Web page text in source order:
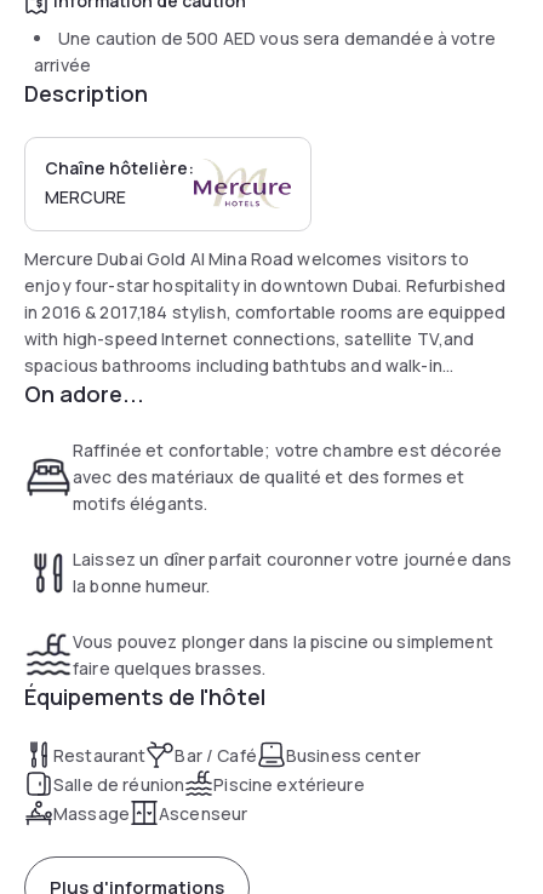
Une caution de500 AED vous sera demandée à votre
arrivée
Description
Chaîne hôtelière:
MERCURE
Mercure Dubai Gold Al Mina Road welcomes visitors to
enjoy four-star hospitality in downtown Dubai. Refurbished
in 2016 & 2017,184 stylish, comfortable rooms are equipped
with high-speed Internet connections, satellite TV,and
spacious bathrooms including bathtubs and walk-in
showers.Only 20 minutes from Dubai International Airport,
Centre, World Trade Centre and Jumeirah Beach-La Mer.The
hotel offers free shuttle service to beach and Dubai Mall.
On adore...
Raffinée et confortable; votre chambre est décorée
avec des matériaux de qualité et des formes et
motifs élégants.
Laissez un dîner parfait couronner votre journée dans
la bonne humeur.
Vous pouvez plonger dans la piscine ou simplement
faire quelques brasses.
Équipements de l'hôtel
Restaurant Bar / Café
Business center
Salle de réunion
Piscine extérieure
Massage
Ascenseur
Plus d'informations